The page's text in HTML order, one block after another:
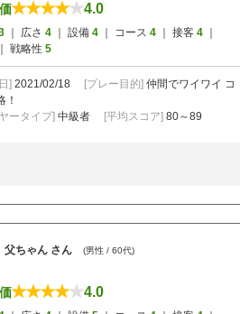
4.0
｜ 広さ 4 ｜ 設備 4 ｜ コース 4 ｜ 接客 4
｜ 戦略性 5
] 2021/02/18 [プレー目的] 仲間でワイワイ コ
！
ータイプ] 中級者 [平均スコア] 80～89
父ちゃん さん (男性 / 60代)
4.0